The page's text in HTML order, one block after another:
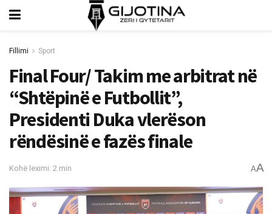
Fillimi Sport
Final Four/ Takim me arbitrat në
“Shtëpinë e Futbollit”,
Presidenti Duka vlerëson
rëndësinë e fazës finale
Kohë leximi: 2 min AA